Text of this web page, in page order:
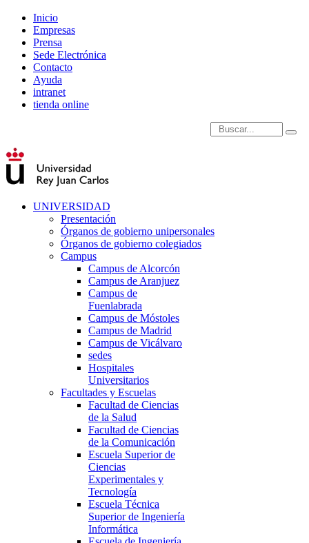
Inicio
Empresas
Prensa
Sede Electrónica
Contacto
Ayuda
intranet
tienda online
Introduce términos de
UNIVERSIDAD
Presentación
Órganos de gobierno unipersonales
Órganos de gobierno colegiados
Campus
Campus de Alcorcón
Campus de Aranjuez
Campus de
Fuenlabrada
Campus de Móstoles
Campus de Madrid
Campus de Vicálvaro
sedes
Hospitales
Universitarios
Facultades y Escuelas
Facultad de Ciencias
de la Salud
Facultad de Ciencias
de la Comunicación
Escuela Superior de
Ciencias
Experimentales y
Tecnología
Escuela Técnica
Superior de Ingeniería
Informática